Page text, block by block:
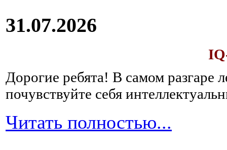
31.07.2026
Дорогие ребята! В самом разгаре
почувствуйте себя
Читать полностью...